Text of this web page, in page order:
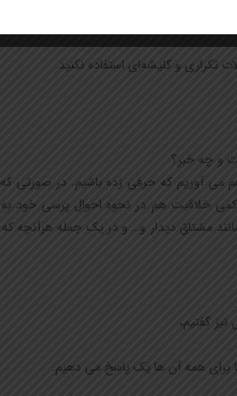
تکراری و کلیشه‌ای استفاده نکنید.
و چه خبر؟
آوریم که حرفی زده باشیم. در صورتی که
کمی خلاقیت هم در نحوه احوال پرسی
مشتاق دیدار و… و در یک جمله
گفتیم،
برای همه آن ها یک پاسخ می دهیم.